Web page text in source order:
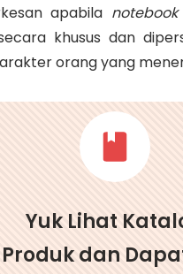
apabila notebook
khusus dan
orang yang
Yuk Lihat
Produk dan